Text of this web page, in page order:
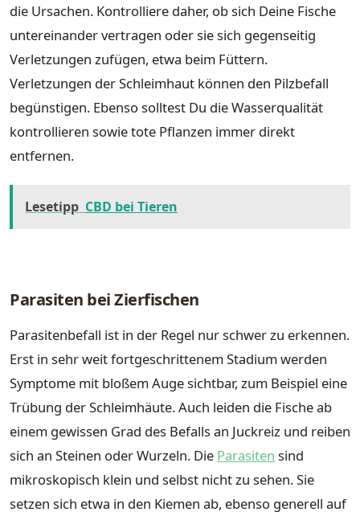
die Ursachen. Kontrolliere daher, ob sich Deine Fische
untereinander vertragen oder sie sich gegenseitig
Verletzungen zufügen, etwa beim Füttern.
Verletzungen der Schleimhaut können den Pilzbefall
begünstigen. Ebenso solltest Du die Wasserqualität
kontrollieren sowie tote Pflanzen immer direkt
entfernen.
Lesetipp CBD bei Tieren
Parasiten bei Zierfischen
Parasitenbefall ist in der Regel nur schwer zu erkennen.
Erst in sehr weit fortgeschrittenem Stadium werden
Symptome mit bloßem Auge sichtbar, zum Beispiel eine
Trübung der Schleimhäute. Auch leiden die Fische ab
einem gewissen Grad des Befalls an Juckreiz und reiben
sich an Steinen oder Wurzeln. Die Parasiten sind
mikroskopisch klein und selbst nicht zu sehen. Sie
setzen sich etwa in den Kiemen ab, ebenso generell auf